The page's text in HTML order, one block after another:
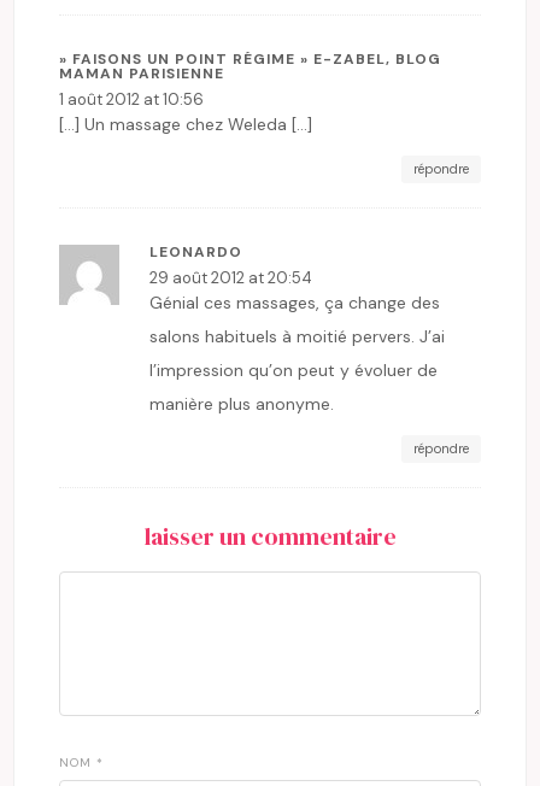
» FAISONS UN POINT RÉGIME » E-ZABEL, BLOG
MAMAN PARISIENNE
1 août 2012 at 10:56
[…] Un massage chez Weleda […]
répondre
LEONARDO
29 août 2012 at 20:54
Génial ces massages, ça change des
salons habituels à moitié pervers. J’ai
l’impression qu’on peut y évoluer de
manière plus anonyme.
répondre
laisser un commentaire
NOM *